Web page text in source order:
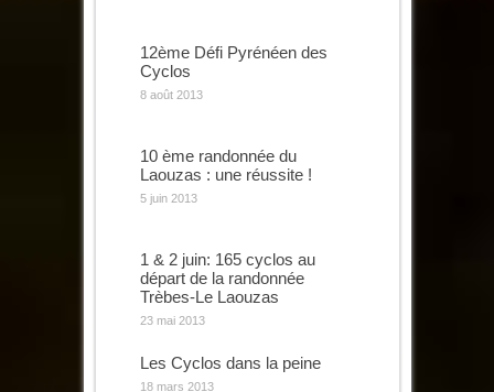
12ème Défi Pyrénéen des
Cyclos
8 août 2013
10 ème randonnée du
Laouzas : une réussite !
5 juin 2013
1 & 2 juin: 165 cyclos au
départ de la randonnée
Trèbes-Le Laouzas
23 mai 2013
Les Cyclos dans la peine
18 mars 2013